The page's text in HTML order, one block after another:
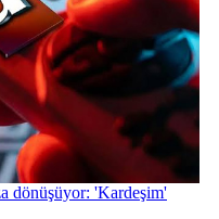
dönüşüyor: 'Kardeşim'